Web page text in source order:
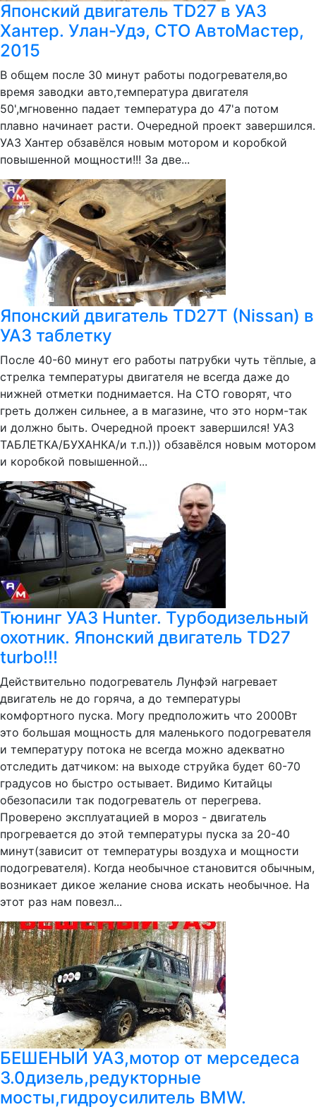
Японский двигатель TD27 в УАЗ
Хантер. Улан-Удэ, СТО АвтоМастер,
2015
В общем после 30 минут работы подогревателя,во
время заводки авто,температура двигателя
50',мгновенно падает температура до 47'а потом
плавно начинает расти. Очередной проект завершился.
УАЗ Хантер обзавёлся новым мотором и коробкой
повышенной мощности!!! За две...
Японский двигатель TD27T (Nissan) в
УАЗ таблетку
После 40-60 минут его работы патрубки чуть тёплые, а
стрелка температуры двигателя не всегда даже до
нижней отметки поднимается. На СТО говорят, что
греть должен сильнее, а в магазине, что это норм-так
и должно быть. Очередной проект завершился! УАЗ
ТАБЛЕТКА/БУХАНКА/и т.п.))) обзавёлся новым мотором
и коробкой повышенной...
Тюнинг УАЗ Hunter. Турбодизельный
охотник. Японский двигатель TD27
turbo!!!
Действительно подогреватель Лунфэй нагревает
двигатель не до горяча, а до температуры
комфортного пуска. Могу предположить что 2000Вт
это большая мощность для маленького подогревателя
и температуру потока не всегда можно адекватно
отследить датчиком: на выходе струйка будет 60-70
градусов но быстро остывает. Видимо Китайцы
обезопасили так подогреватель от перегрева.
Проверено эксплуатацией в мороз - двигатель
прогревается до этой температуры пуска за 20-40
минут(зависит от температуры воздуха и мощности
подогревателя). Когда необычное становится обычным,
возникает дикое желание снова искать необычное. На
этот раз нам повезл...
БЕШЕНЫЙ УАЗ,мотор от мерседеса
3.0дизель,редукторные
мосты,гидроусилитель BMW.